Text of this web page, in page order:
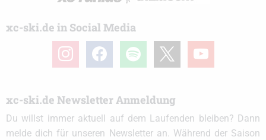
xc-ski.de in Social Media
instagramfacebook spotify youtube
xc-ski.de Newsletter Anmeldung
Du willst immer aktuell auf dem Laufenden bleiben? Dann
melde dich für unseren Newsletter an. Während der Saison